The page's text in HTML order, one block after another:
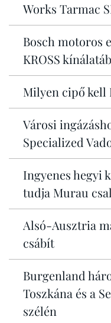
Works Tarmac
Bosch motoros
KROSS
Milyen cipő kell
Városi
Specialized
Ingyenes hegyi
tudja Murau
Alsó-Ausztria
csábít
Burgenland
Toszkána és a
szélén